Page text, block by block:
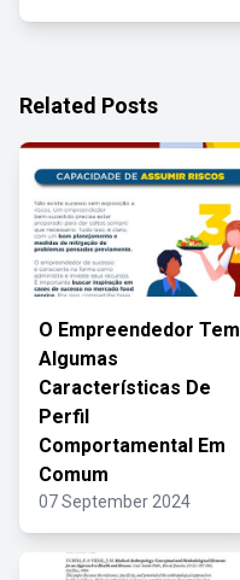
Related Posts
O Empreendedor Tem
Algumas
Características De
Perfil
Comportamental Em
Comum
07 September 2024